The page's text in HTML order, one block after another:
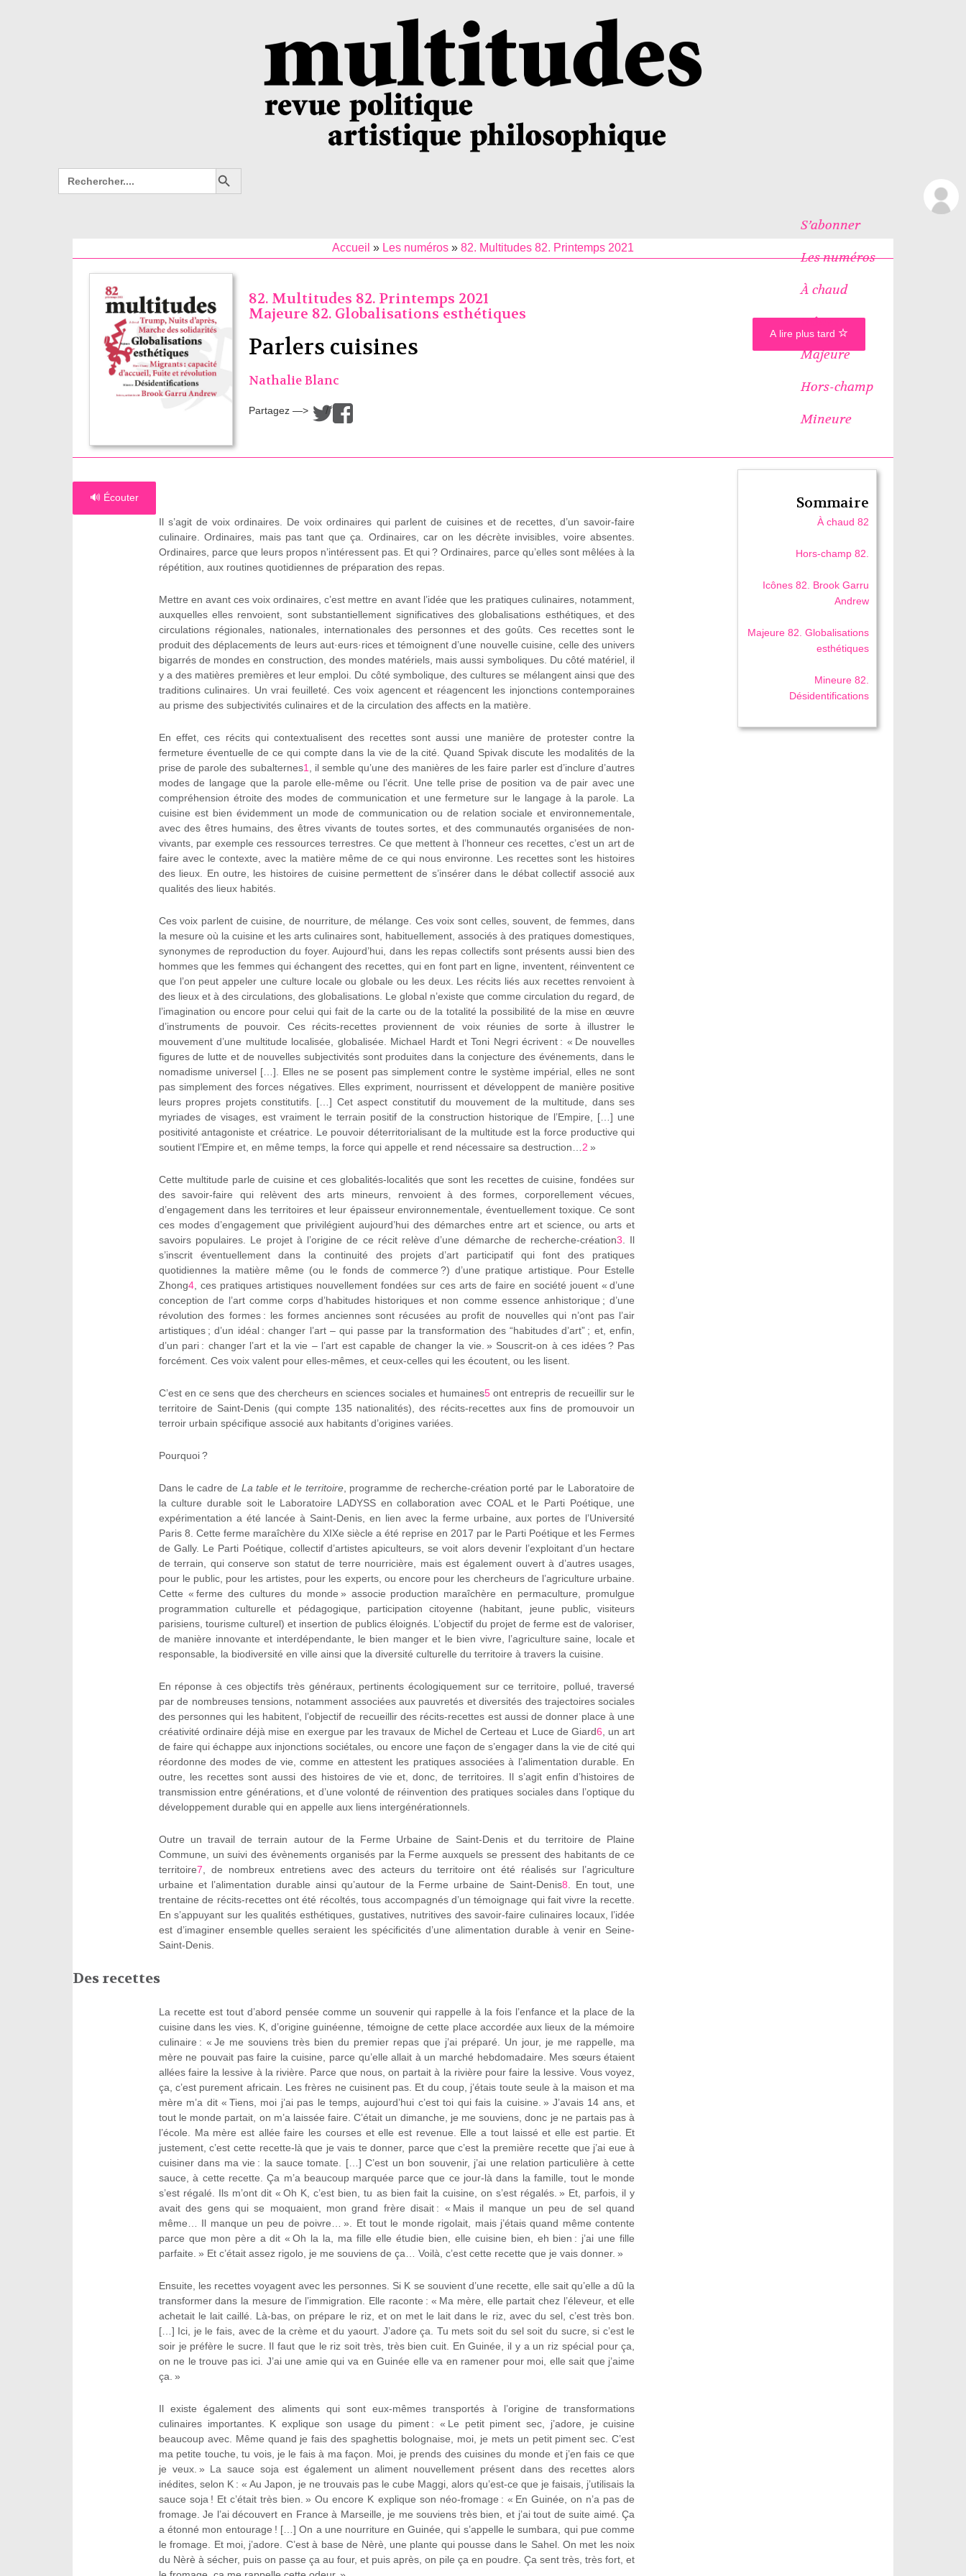
Search
for:
Search Button
S’abonner
Les numéros
À chaud
Icônes
Majeure
Hors-champ
Mineure
Accueil » Les numéros» 82. Multitudes 82. Printemps 2021
82. Multitudes 82. Printemps 2021
Majeure 82. Globalisations esthétiques
Parlers cuisines
Nathalie Blanc
Partagez —> /
🔊 Écouter
Il s’agit de voix ordinaires. De voix ordinaires qui parlent de cuisines et de recettes, d’un savoir-faire
culinaire. Ordinaires, mais pas tant que ça. Ordinaires, car on les décrète invisibles, voire absentes.
Ordinaires, parce que leurs propos n’intéressent pas. Et qui ? Ordinaires, parce qu’elles sont mêlées à la
répétition, aux routines quotidiennes de préparation des repas.
Mettre en avant ces voix ordinaires, c’est mettre en avant l’idée que les pratiques culinaires, notamment,
auxquelles elles renvoient, sont substantiellement significatives des globalisations esthétiques, et des
circulations régionales, nationales, internationales des personnes et des goûts. Ces recettes sont le
produit des déplacements de leurs aut·eurs·rices et témoignent d’une nouvelle cuisine, celle des univers
bigarrés de mondes en construction, des mondes matériels, mais aussi symboliques. Du côté matériel, il
y a des matières premières et leur emploi. Du côté symbolique, des cultures se mélangent ainsi que des
traditions culinaires. Un vrai feuilleté. Ces voix agencent et réagencent les injonctions contemporaines
au prisme des subjectivités culinaires et de la circulation des affects en la matière.
En effet, ces récits qui contextualisent des recettes sont aussi une manière de protester contre la
fermeture éventuelle de ce qui compte dans la vie de la cité. Quand Spivak discute les modalités de la
prise de parole des subalternes1
, il semble qu’une des manières de les faire parler est d’inclure d’autres
modes de langage que la parole elle-même ou l’écrit. Une telle prise de position va de pair avec une
compréhension étroite des modes de communication et une fermeture sur le langage à la parole. La
cuisine est bien évidemment un mode de communication ou de relation sociale et environnementale,
avec des êtres humains, des êtres vivants de toutes sortes, et des communautés organisées de non-
vivants, par exemple ces ressources terrestres. Ce que mettent à l’honneur ces recettes, c’est un art de
faire avec le contexte, avec la matière même de ce qui nous environne. Les recettes sont les histoires
des lieux. En outre, les histoires de cuisine permettent de s’insérer dans le débat collectif associé aux
qualités des lieux habités.
Ces voix parlent de cuisine, de nourriture, de mélange. Ces voix sont celles, souvent, de femmes, dans
la mesure où la cuisine et les arts culinaires sont, habituellement, associés à des pratiques domestiques,
synonymes de reproduction du foyer. Aujourd’hui, dans les repas collectifs sont présents aussi bien des
hommes que les femmes qui échangent des recettes, qui en font part en ligne, inventent, réinventent ce
que l’on peut appeler une culture locale ou globale ou les deux. Les récits liés aux recettes renvoient à
des lieux et à des circulations, des globalisations. Le global n’existe que comme circulation du regard, de
l’imagination ou encore pour celui qui fait de la carte ou de la totalité la possibilité de la mise en œuvre
d’instruments de pouvoir. Ces récits-recettes proviennent de voix réunies de sorte à illustrer le
mouvement d’une multitude localisée, globalisée. Michael Hardt et Toni Negri écrivent : « De nouvelles
figures de lutte et de nouvelles subjectivités sont produites dans la conjecture des événements, dans le
nomadisme universel […]. Elles ne se posent pas simplement contre le système impérial, elles ne sont
pas simplement des forces négatives. Elles expriment, nourrissent et développent de manière positive
leurs propres projets constitutifs. […] Cet aspect constitutif du mouvement de la multitude, dans ses
myriades de visages, est vraiment le terrain positif de la construction historique de l’Empire, […] une
positivité antagoniste et créatrice. Le pouvoir déterritorialisant de la multitude est la force productive qui
soutient l’Empire et, en même temps, la force qui appelle et rend nécessaire sa destruction… 2 »
Cette multitude parle de cuisine et ces globalités-localités que sont les recettes de cuisine, fondées sur
des savoir-faire qui relèvent des arts mineurs, renvoient à des formes, corporellement vécues,
d’engagement dans les territoires et leur épaisseur environnementale, éventuellement toxique. Ce sont
ces modes d’engagement que privilégient aujourd’hui des démarches entre art et science, ou arts et
savoirs populaires. Le projet à l’origine de ce récit relève d’une démarche de recherche-création3 . Il
s’inscrit éventuellement dans la continuité des projets d’art participatif qui font des pratiques
quotidiennes la matière même (ou le fonds de commerce ?) d’une pratique artistique. Pour Estelle
Zhong4, ces pratiques artistiques nouvellement fondées sur ces arts de faire en société jouent « d’une
conception de l’art comme corps d’habitudes historiques et non comme essence anhistorique ; d’une
révolution des formes : les formes anciennes sont récusées au profit de nouvelles qui n’ont pas l’air
artistiques ; d’un idéal : changer l’art – qui passe par la transformation des “habitudes d’art” ; et, enfin,
d’un pari : changer l’art et la vie – l’art est capable de changer la vie. » Souscrit-on à ces idées ? Pas
forcément. Ces voix valent pour elles-mêmes, et ceux-celles qui les écoutent, ou les lisent.
C’est en ce sens que des chercheurs en sciences sociales et humaines5 ont entrepris de recueillir sur le
territoire de Saint-Denis (qui compte 135 nationalités), des récits-recettes aux fins de promouvoir un
terroir urbain spécifique associé aux habitants d’origines variées.
Pourquoi ?
Dans le cadre de La table et le territoire, programme de recherche-création porté par le Laboratoire de
la culture durable soit le Laboratoire LADYSS en collaboration avec COAL et le Parti Poétique, une
expérimentation a été lancée à Saint-Denis, en lien avec la ferme urbaine, aux portes de l’Université
Paris 8. Cette ferme maraîchère du XIXe siècle a été reprise en 2017 par le Parti Poétique et les Fermes
de Gally. Le Parti Poétique, collectif d’artistes apiculteurs, se voit alors devenir l’exploitant d’un hectare
de terrain, qui conserve son statut de terre nourricière, mais est également ouvert à d’autres usages,
pour le public, pour les artistes, pour les experts, ou encore pour les chercheurs de l’agriculture urbaine.
Cette « ferme des cultures du monde » associe production maraîchère en permaculture, promulgue
programmation culturelle et pédagogique, participation citoyenne (habitant, jeune public, visiteurs
parisiens, tourisme culturel) et insertion de publics éloignés. L’objectif du projet de ferme est de valoriser,
de manière innovante et interdépendante, le bien manger et le bien vivre, l’agriculture saine, locale et
responsable, la biodiversité en ville ainsi que la diversité culturelle du territoire à travers la cuisine.
En réponse à ces objectifs très généraux, pertinents écologiquement sur ce territoire, pollué, traversé
par de nombreuses tensions, notamment associées aux pauvretés et diversités des trajectoires sociales
des personnes qui les habitent, l’objectif de recueillir des récits-recettes est aussi de donner place à une
créativité ordinaire déjà mise en exergue par les travaux de Michel de Certeau et Luce de Giard6 , un art
de faire qui échappe aux injonctions sociétales, ou encore une façon de s’engager dans la vie de cité qui
réordonne des modes de vie, comme en attestent les pratiques associées à l’alimentation durable. En
outre, les recettes sont aussi des histoires de vie et, donc, de territoires. Il s’agit enfin d’histoires de
transmission entre générations, et d’une volonté de réinvention des pratiques sociales dans l’optique du
développement durable qui en appelle aux liens intergénérationnels.
Outre un travail de terrain autour de la Ferme Urbaine de Saint-Denis et du territoire de Plaine
Commune, un suivi des évènements organisés par la Ferme auxquels se pressent des habitants de ce
territoire7 , de nombreux entretiens avec des acteurs du territoire ont été réalisés sur l’agriculture
urbaine et l’alimentation durable ainsi qu’autour de la Ferme urbaine de Saint-Denis8 . En tout, une
trentaine de récits-recettes ont été récoltés, tous accompagnés d’un témoignage qui fait vivre la recette.
En s’appuyant sur les qualités esthétiques, gustatives, nutritives des savoir-faire culinaires locaux, l’idée
est d’imaginer ensemble quelles seraient les spécificités d’une alimentation durable à venir en Seine-
Saint-Denis.
Des recettes
La recette est tout d’abord pensée comme un souvenir qui rappelle à la fois l’enfance et la place de la
cuisine dans les vies. K, d’origine guinéenne, témoigne de cette place accordée aux lieux de la mémoire
culinaire : « Je me souviens très bien du premier repas que j’ai préparé. Un jour, je me rappelle, ma
mère ne pouvait pas faire la cuisine, parce qu’elle allait à un marché hebdomadaire. Mes sœurs étaient
allées faire la lessive à la rivière. Parce que nous, on partait à la rivière pour faire la lessive. Vous voyez,
ça, c’est purement africain. Les frères ne cuisinent pas. Et du coup, j’étais toute seule à la maison et ma
mère m’a dit « Tiens, moi j’ai pas le temps, aujourd’hui c’est toi qui fais la cuisine. » J’avais 14 ans, et
tout le monde partait, on m’a laissée faire. C’était un dimanche, je me souviens, donc je ne partais pas à
l’école. Ma mère est allée faire les courses et elle est revenue. Elle a tout laissé et elle est partie. Et
justement, c’est cette recette-là que je vais te donner, parce que c’est la première recette que j’ai eue à
cuisiner dans ma vie : la sauce tomate. […] C’est un bon souvenir, j’ai une relation particulière à cette
sauce, à cette recette. Ça m’a beaucoup marquée parce que ce jour-là dans la famille, tout le monde
s’est régalé. Ils m’ont dit « Oh K, c’est bien, tu as bien fait la cuisine, on s’est régalés. » Et, parfois, il y
avait des gens qui se moquaient, mon grand frère disait : « Mais il manque un peu de sel quand
même… Il manque un peu de poivre… ». Et tout le monde rigolait, mais j’étais quand même contente
parce que mon père a dit « Oh la la, ma fille elle étudie bien, elle cuisine bien, eh bien : j’ai une fille
parfaite. » Et c’était assez rigolo, je me souviens de ça… Voilà, c’est cette recette que je vais donner. »
Ensuite, les recettes voyagent avec les personnes. Si K se souvient d’une recette, elle sait qu’elle a dû la
transformer dans la mesure de l’immigration. Elle raconte : « Ma mère, elle partait chez l’éleveur, et elle
achetait le lait caillé. Là-bas, on prépare le riz, et on met le lait dans le riz, avec du sel, c’est très bon.
[…] Ici, je le fais, avec de la crème et du yaourt. J’adore ça. Tu mets soit du sel soit du sucre, si c’est le
soir je préfère le sucre. Il faut que le riz soit très, très bien cuit. En Guinée, il y a un riz spécial pour ça,
on ne le trouve pas ici. J’ai une amie qui va en Guinée elle va en ramener pour moi, elle sait que j’aime
ça. »
Il existe également des aliments qui sont eux-mêmes transportés à l’origine de transformations
culinaires importantes. K explique son usage du piment : « Le petit piment sec, j’adore, je cuisine
beaucoup avec. Même quand je fais des spaghettis bolognaise, moi, je mets un petit piment sec. C’est
ma petite touche, tu vois, je le fais à ma façon. Moi, je prends des cuisines du monde et j’en fais ce que
je veux. » La sauce soja est également un aliment nouvellement présent dans des recettes alors
inédites, selon K : « Au Japon, je ne trouvais pas le cube Maggi, alors qu’est-ce que je faisais, j’utilisais la
sauce soja ! Et c’était très bien. » Ou encore K explique son néo-fromage : « En Guinée, on n’a pas de
fromage. Je l’ai découvert en France à Marseille, je me souviens très bien, et j’ai tout de suite aimé. Ça
a étonné mon entourage ! […] On a une nourriture en Guinée, qui s’appelle le sumbara, qui pue comme
le fromage. Et moi, j’adore. C’est à base de Nèrè, une plante qui pousse dans le Sahel. On met les noix
du Nèrè à sécher, puis on passe ça au four, et puis après, on pile ça en poudre. Ça sent très, très fort, et
A lire plus tard
Sommaire
À chaud 82
Hors-champ 82.
Icônes 82. Brook Garru
Andrew
Majeure 82. Globalisations
esthétiques
Mineure 82.
Désidentifications